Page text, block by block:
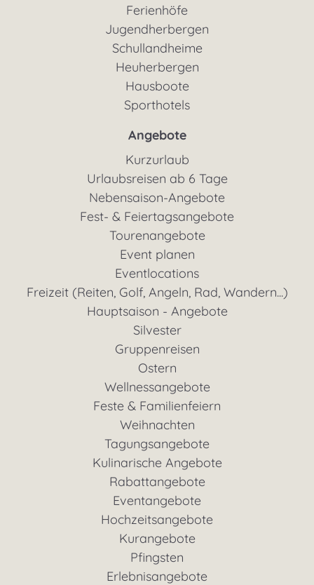
Ferienhöfe
Jugendherbergen
Schullandheime
Heuherbergen
Hausboote
Sporthotels
Angebote
Kurzurlaub
Urlaubsreisen ab 6 Tage
Nebensaison-Angebote
Fest- & Feiertagsangebote
Tourenangebote
Event planen
Eventlocations
Freizeit (Reiten, Golf, Angeln, Rad, Wandern...)
Hauptsaison - Angebote
Silvester
Gruppenreisen
Ostern
Wellnessangebote
Feste & Familienfeiern
Weihnachten
Tagungsangebote
Kulinarische Angebote
Rabattangebote
Eventangebote
Hochzeitsangebote
Kurangebote
Pfingsten
Erlebnisangebote